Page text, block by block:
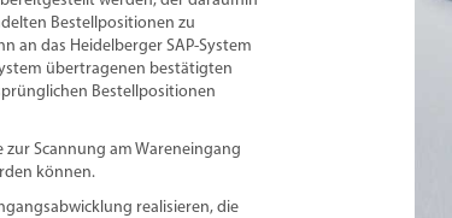
Bestellpositionen zu
an das Heidelberger SAP-System
übertragenen bestätigten
Bestellpositionen
Scannung am Wareneingang
können.
realisieren, die